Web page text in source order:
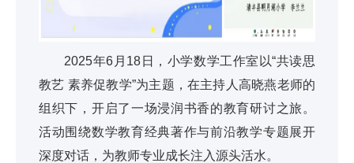
2025年6月18日，小学数学工作室以“共读思
教艺 素养促教学”为主题，在主持人高晓燕老师的
组织下，开启了一场浸润书香的教育研讨之旅。
活动围绕数学教育经典著作与前沿教学专题展开
深度对话，为教师专业成长注入源头活水。